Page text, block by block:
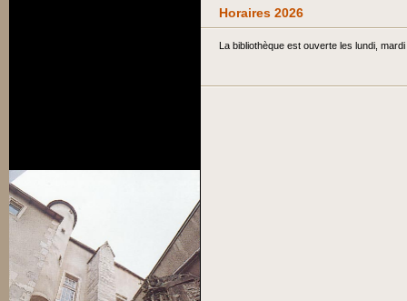
Horaires 2026
La bibliothèque est ouverte les lundi,